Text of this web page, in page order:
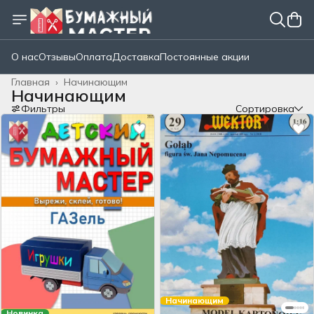
О насОтзывыОплатаДоставкаПостоянные акции
Начинающим
Главная ›
Начинающим
Фильтры Сортировка
Начинающим